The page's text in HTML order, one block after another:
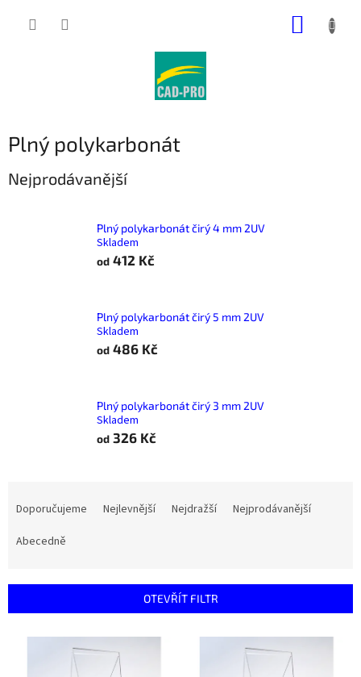
Plný polykarbonát
Nejprodávanější
Plný polykarbonát čirý 4 mm 2UV
Skladem
od 412 Kč
Plný polykarbonát čirý 5 mm 2UV
Skladem
od 486 Kč
Plný polykarbonát čirý 3 mm 2UV
Skladem
od 326 Kč
r
Doporučujeme Nejlevnější Nejdražší
Nejprodávanější
Abecedně
OTEVŘÍT FILTR